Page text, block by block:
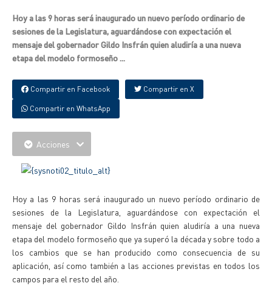
Hoy a las 9 horas será inaugurado un nuevo período ordinario de
sesiones de la Legislatura, aguardándose con expectación el
mensaje del gobernador Gildo Insfrán quien aludiría a una nueva
etapa del modelo formoseño ...
Compartir en Facebook Compartir en X
Compartir en WhatsApp
Acciones
Hoy a las 9 horas será inaugurado un nuevo período ordinario de
sesiones de la Legislatura, aguardándose con expectación el
mensaje del gobernador Gildo Insfrán quien aludiría a una nueva
etapa del modelo formoseño que ya superó la década y sobre todo a
los cambios que se han producido como consecuencia de su
aplicación, así como también a las acciones previstas en todos los
campos para el resto del año.